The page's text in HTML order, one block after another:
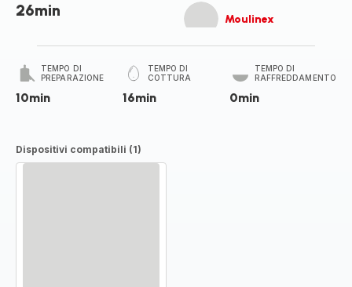
26min Moulinex
TEMPO DI
PREPARAZIONE
10min
TEMPO DI
COTTURA
16min
TEMPO DI
RAFFREDDAMENTO
0min
Dispositivi compatibili (1)